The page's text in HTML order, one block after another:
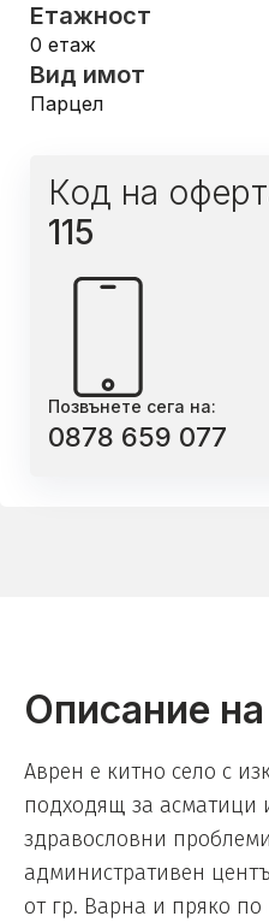
Етажност
0 етаж
Вид имот
Парцел
Код на
115
Позвънете сега на:
0878 659 077
Описание
Аврен е китно село с
подходящ за асматици
здравословни
административен
от гр. Варна и пряко по